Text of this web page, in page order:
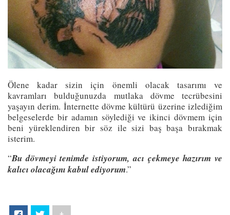
Ölene kadar sizin için önemli olacak tasarımı ve
kavramları bulduğunuzda mutlaka dövme tecrübesini
yaşayın derim. İnternette dövme kültürü üzerine izlediğim
belgeselerde bir adamın söylediği ve ikinci dövmem için
beni yüreklendiren bir söz ile sizi baş başa bırakmak
isterim.
“Bu dövmeyi tenimde istiyorum, acı çekmeye hazırım ve
kalıcı olacağını kabul ediyorum.”